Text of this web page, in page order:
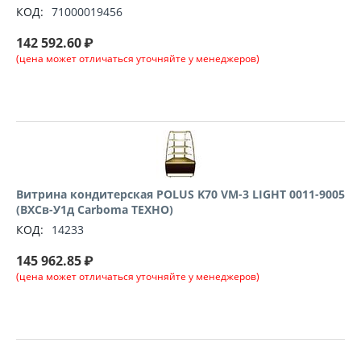
КОД: 71000019456
142 592.60₽
(цена может отличаться уточняйте у менеджеров)
Витрина кондитерская POLUS K70 VM-3 LIGHT 0011-9005
(ВХСв-У1д Carboma ТЕХНО)
КОД:
14233
145 962.85₽
(цена может отличаться уточняйте у менеджеров)